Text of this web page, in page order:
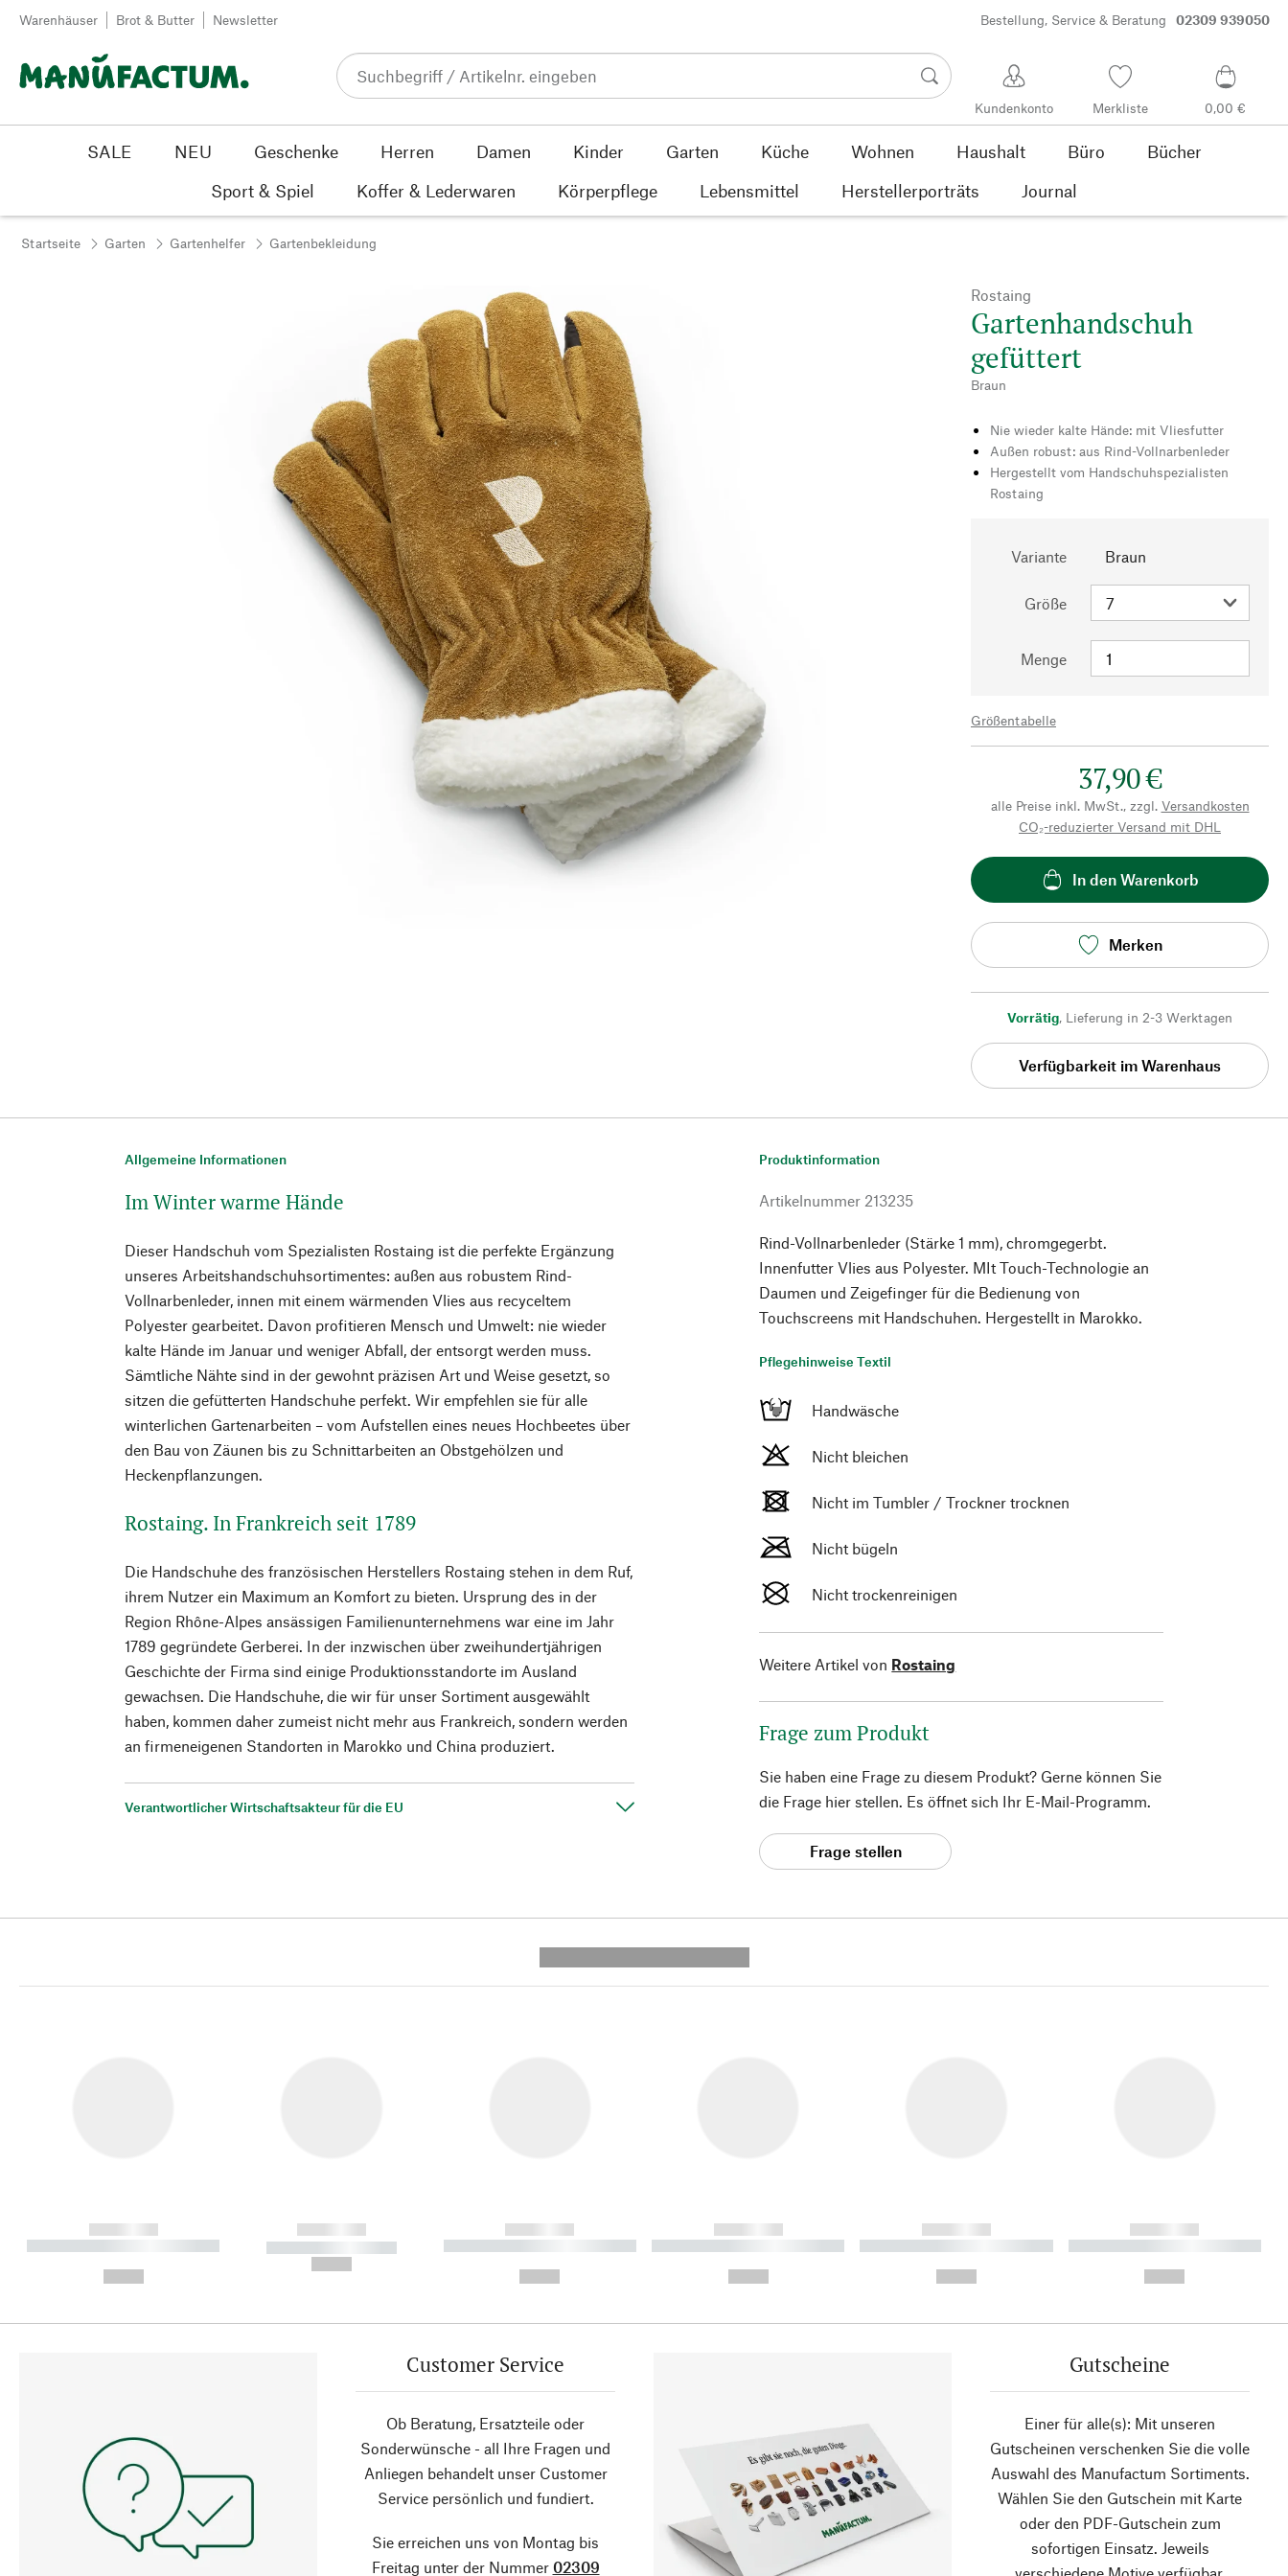
Zum Inhalt springen
Warenhäuser Brot & Butter Newsletter Bestellung, Service & Beratung 02309 939050
Kundenkonto Merkliste 0,00 €
SALE NEU Geschenke Herren Damen Kinder Garten Küche Wohnen Haushalt Büro
Bücher
Sport & Spiel
Koffer & Lederwaren Körperpflege Lebensmittel Herstellerporträts Journal
Startseite Garten Gartenhelfer Gartenbekleidung
Rostaing
Gartenhandschuh
gefüttert
Braun
Nie wieder kalte Hände: mit Vliesfutter
Außen robust: aus Rind-Vollnarbenleder
Hergestellt vom Handschuhspezialisten
Rostaing
Variante Braun
Größe
Menge
Größentabelle
37,90 €
alle Preise inkl. MwSt., zzgl. Versandkosten
CO₂-reduzierter Versand mit DHL
In den Warenkorb
Merken
Vorrätig, Lieferung in 2-3 Werktagen
Verfügbarkeit im Warenhaus
Allgemeine Informationen
Im Winter warme Hände
Dieser Handschuh vom Spezialisten Rostaing ist die perfekte Ergänzung
unseres Arbeitshandschuhsortimentes: außen aus robustem Rind-
Vollnarbenleder, innen mit einem wärmenden Vlies aus recyceltem
Polyester gearbeitet. Davon profitieren Mensch und Umwelt: nie wieder
kalte Hände im Januar und weniger Abfall, der entsorgt werden muss.
Sämtliche Nähte sind in der gewohnt präzisen Art und Weise gesetzt, so
sitzen die gefütterten Handschuhe perfekt. Wir empfehlen sie für alle
winterlichen Gartenarbeiten – vom Aufstellen eines neues Hochbeetes über
den Bau von Zäunen bis zu Schnittarbeiten an Obstgehölzen und
Heckenpflanzungen.
Rostaing. In Frankreich seit 1789
Die Handschuhe des französischen Herstellers Rostaing stehen in dem Ruf,
ihrem Nutzer ein Maximum an Komfort zu bieten. Ursprung des in der
Region Rhône-Alpes ansässigen Familienunternehmens war eine im Jahr
1789 gegründete Gerberei. In der inzwischen über zweihundertjährigen
Geschichte der Firma sind einige Produktionsstandorte im Ausland
gewachsen. Die Handschuhe, die wir für unser Sortiment ausgewählt
haben, kommen daher zumeist nicht mehr aus Frankreich, sondern werden
an firmeneigenen Standorten in Marokko und China produziert.
Verantwortlicher Wirtschaftsakteur für die EU
Produktinformation
Artikelnummer 213235
Rind-Vollnarbenleder (Stärke 1 mm), chromgegerbt.
Innenfutter Vlies aus Polyester. MIt Touch-Technologie an
Daumen und Zeigefinger für die Bedienung von
Touchscreens mit Handschuhen. Hergestellt in Marokko.
Pflegehinweise Textil
Handwäsche
Nicht bleichen
Nicht im Tumbler / Trockner trocknen
Nicht bügeln
Nicht trockenreinigen
Weitere Artikel von Rostaing
Frage zum Produkt
Sie haben eine Frage zu diesem Produkt? Gerne können Sie
die Frage hier stellen. Es öffnet sich Ihr E-Mail-Programm.
Frage stellen
------------
----------- ----------- ----------
------------
----------- -----------
------------
----------- ----------- ----------
------------
----------- ----------- ----------
------------
----------- ----------- ----------
------------
----------- ----------- ----------
Customer Service
Ob Beratung, Ersatzteile oder
Sonderwünsche - all Ihre Fragen und
Anliegen behandelt unser Customer
Service persönlich und fundiert.
Sie erreichen uns von Montag bis
Freitag unter der Nummer 02309
Gutscheine
Einer für alle(s): Mit unseren
Gutscheinen verschenken Sie die volle
Auswahl des Manufactum Sortiments.
Wählen Sie den Gutschein mit Karte
oder den PDF-Gutschein zum
sofortigen Einsatz. Jeweils